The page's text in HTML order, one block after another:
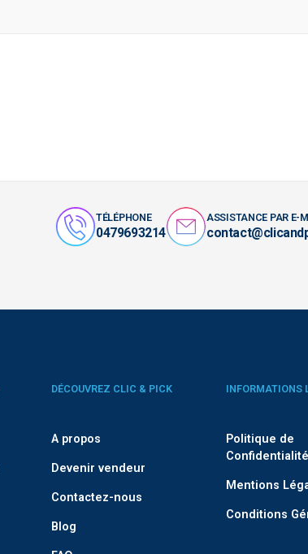
TÉLÉPHONE
0479693214
ASSISTANCE PAR E-
DÉCOUVREZ CLIC & PICK
A propos
Devenir vendeur
Contactez-nous
Blog
INFORMATIONS
Politique de
Confidentialité
Mentions
Conditions